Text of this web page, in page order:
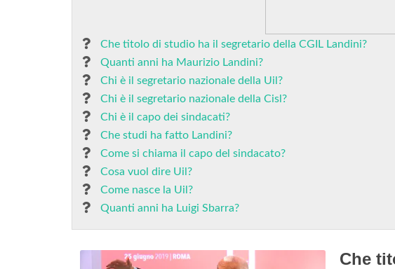
Che titolo di studio ha il segretario della CGIL Landini?
Quanti anni ha Maurizio Landini?
Chi è il segretario nazionale della Uil?
Chi è il segretario nazionale della Cisl?
Chi è il capo dei sindacati?
Che studi ha fatto Landini?
Come si chiama il capo del sindacato?
Cosa vuol dire Uil?
Come nasce la Uil?
Quanti anni ha Luigi Sbarra?
Che